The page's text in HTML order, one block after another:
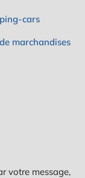
cars
marchandises
votre message,